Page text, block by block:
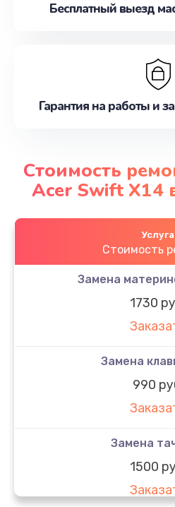
Бесплатный выезд
Гарантия на работы и
Стоимость
Acer Swift X14
Услуга
Стоимость
Замена
1730
Замена
990
Замена
1500